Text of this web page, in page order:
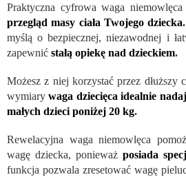
Praktyczna cyfrowa waga
przegląd masy ciała Twojego dziecka.
myślą o bezpiecznej, niezawodnej i
zapewnić stałą opiekę nad dzieckiem.
Możesz z niej korzystać przez dłuższy
wymiarywaga dziecięca idealnie
małych dzieci poniżej 20 kg.
Rewelacyjna waga niemowlęca
wagę dziecka, ponieważ posiada
funkcja pozwala zresetować wagę